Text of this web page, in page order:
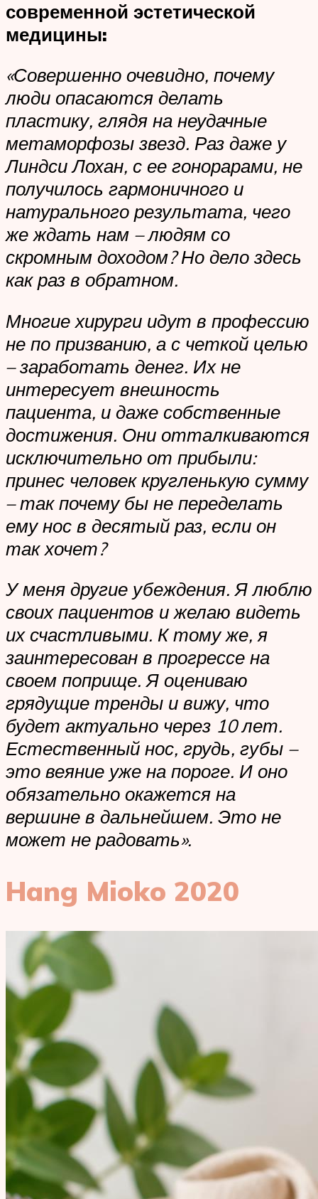
современной эстетической
медицины:
«Совершенно очевидно, почему
люди опасаются делать
пластику, глядя на неудачные
метаморфозы звезд. Раз даже у
Линдси Лохан, с ее гонорарами, не
получилось гармоничного и
натурального результата, чего
же ждать нам – людям со
скромным доходом? Но дело здесь
как раз в обратном.
Многие хирурги идут в профессию
не по призванию, а с четкой целью
– заработать денег. Их не
интересует внешность
пациента, и даже собственные
достижения. Они отталкиваются
исключительно от прибыли:
принес человек кругленькую сумму
– так почему бы не переделать
ему нос в десятый раз, если он
так хочет?
У меня другие убеждения. Я люблю
своих пациентов и желаю видеть
их счастливыми. К тому же, я
заинтересован в прогрессе на
своем поприще. Я оцениваю
грядущие тренды и вижу, что
будет актуально через 10 лет.
Естественный нос, грудь, губы –
это веяние уже на пороге. И оно
обязательно окажется на
вершине в дальнейшем. Это не
может не радовать».
Hang Mioko 2020